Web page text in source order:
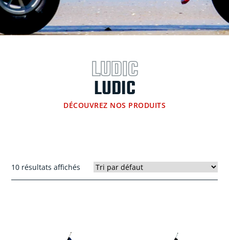
LUDIC
LUDIC
DÉCOUVREZ NOS PRODUITS
10 résultats affichés